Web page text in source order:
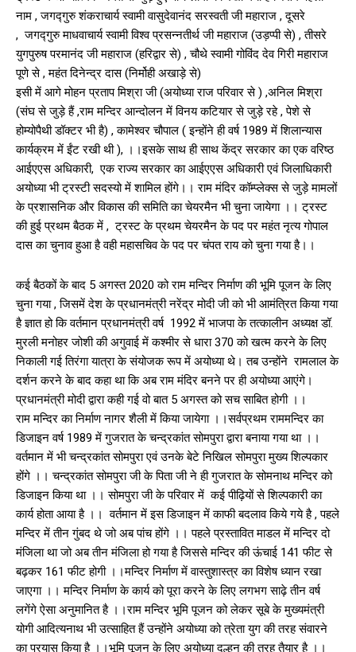
नाम , जगद्गुरु शंकराचार्य स्वामी वासुदेवानंद सरस्वती जी महाराज , दूसरे
, जगद्गुरु माधवाचार्य स्वामी विश्व प्रसन्नतीर्थ जी महाराज (उड़प्पी से) , तीसरे
युगपुरुष परमानंद जी महाराज (हरिद्वार से) , चौथे स्वामी गोविंद देव गिरी महाराज
पूणे से , महंत दिनेन्द्र दास (निर्मोही अखाड़े से)
इसी में आगे मोहन प्रताप मिश्रा जी (अयोध्या राज परिवार से ) ,अनिल मिश्रा
(संघ से जुड़े हैं ,राम मन्दिर आन्दोलन में विनय कटियार से जुड़े रहे , पेशे से
होम्योपैथी डॉक्टर भी है) , कामेश्वर चौपाल ( इन्होंने ही वर्ष 1989 में शिलान्यास
कार्यक्रम में ईंट रखी थी ), ।।इसके साथ ही साथ केंद्र सरकार का एक वरिष्ठ
आईएएस अधिकारी, एक राज्य सरकार का आईएएस अधिकारी एवं जिलाधिकारी
अयोध्या भी ट्रस्टी सदस्यो में शामिल होंगे।। राम मंदिर कॉम्प्लेक्स से जुड़े मामलों
के प्रशासनिक और विकास की समिति का चेयरमैन भी चुना जायेगा ।। ट्रस्ट
की हुई प्रथम बैठक में , ट्रस्ट के प्रथम चेयरमैन के पद पर महंत नृत्य गोपाल
दास का चुनाव हुआ है वही महासचिव के पद पर चंपत राय को चुना गया है।।
कई बैठकों के बाद 5 अगस्त 2020 को राम मन्दिर निर्माण की भूमि पूजन के लिए
चुना गया , जिसमें देश के प्रधानमंत्री नरेंद्र मोदी जी को भी आमंत्रित किया गया
है ज्ञात हो कि वर्तमान प्रधानमंत्री वर्ष 1992 में भाजपा के तत्कालीन अध्यक्ष डॉ.
मुरली मनोहर जोशी की अगुवाई में कश्मीर से धारा 370 को खत्म करने के लिए
निकाली गई तिरंगा यात्रा के संयोजक रूप में अयोध्या थे। तब उन्होंने रामलाल के
दर्शन करने के बाद कहा था कि अब राम मंदिर बनने पर ही अयोध्या आएंगे।
प्रधानमंत्री मोदी द्वारा कही गई वो बात 5 अगस्त को सच साबित होगी ।।
राम मन्दिर का निर्माण नागर शैली में किया जायेगा ।।सर्वप्रथम राममन्दिर का
डिजाइन वर्ष 1989 में गुजरात के चन्द्रकांत सोमपुरा द्वारा बनाया गया था ।।
वर्तमान में भी चन्द्रकांत सोमपुरा एवं उनके बेटे निखिल सोमपुरा मुख्य शिल्पकार
होंगे ।। चन्द्रकांत सोमपुरा जी के पिता जी ने ही गुजरात के सोमनाथ मन्दिर को
डिजाइन किया था ।। सोमपुरा जी के परिवार में कई पीढ़ियों से शिल्पकारी का
कार्य होता आया है ।। वर्तमान में इस डिजाइन में काफी बदलाव किये गये है , पहले
मन्दिर में तीन गुंबद थे जो अब पांच होंगे ।। पहले प्रस्तावित माडल में मन्दिर दो
मंजिला था जो अब तीन मंजिला हो गया है जिससे मन्दिर की ऊंचाई 141 फीट से
बढ़कर 161 फीट होगी ।।मन्दिर निर्माण में वास्तुशास्त्र का विशेष ध्यान रखा
जाएगा ।। मन्दिर निर्माण के कार्य को पूरा करने के लिए लगभग साढ़े तीन वर्ष
लगेंगे ऐसा अनुमानित है ।।राम मन्दिर भूमि पूजन को लेकर सूबे के मुख्यमंत्री
योगी आदित्यनाथ भी उत्साहित हैं उन्होंने अयोध्या को त्रेता युग की तरह संवारने
का प्रयास किया है ।।भूमि पूजन के लिए अयोध्या दुल्हन की तरह तैयार है ।।